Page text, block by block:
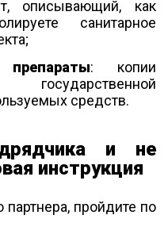
описывающий, как
санитарное
: копии
средств.
и не
инструкция
пройдите по